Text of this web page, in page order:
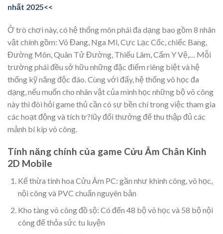
nhất 2025<<
Ở trò chơi này, có hệ thống môn phái đa dạng bao gồm 8 nhân
vật chính gồm: Võ Đang, Nga Mi, Cực Lạc Cốc, chiếc Bang,
Đường Môn, Quân Tử Đường, Thiếu Lâm, Cẩm Y Vệ,… Mỗi
trường phái đều sở hữu những đặc điểm riêng biệt và hệ
thống kỹ năng độc đáo. Cùng với đấy, hệ thống võ học đa
dạng, nếu muốn cho nhân vật của mình học những bộ võ công
này thì đòi hỏi game thủ cần có sự bền chí trong việc tham gia
các hoạt động và tích tr?lũy đổi thưởng để thu thập đủ các
mảnh bí kíp võ công.
Tính năng chính của game Cửu Âm Chân Kinh
2D Mobile
Kế thừa tinh hoa Cửu Âm PC: gần như khinh công, võ học,
nội công và PVC chuẩn nguyên bản
Kho tàng võ công đồ sộ: Có đến 48 bộ võ học và 58 bộ nội
công để thỏa sức tu luyện